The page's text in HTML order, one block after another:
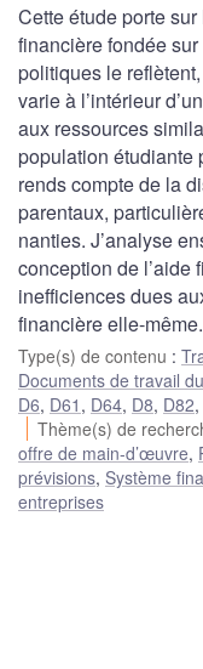
Cette étude porte
financière fondée
politiques le
varie à l’intérieur
aux ressources
population étudiante
rends compte de la
parentaux,
nanties. J’analyse
conception de l’aide
inefficiences dues
financière elle-même.
Type(s) de contenu :
Documents de travail
D6, D61 , D64, D8, D82,
Thème(s) de
offre de main-d’œuvre,
prévisions, Système
entreprises